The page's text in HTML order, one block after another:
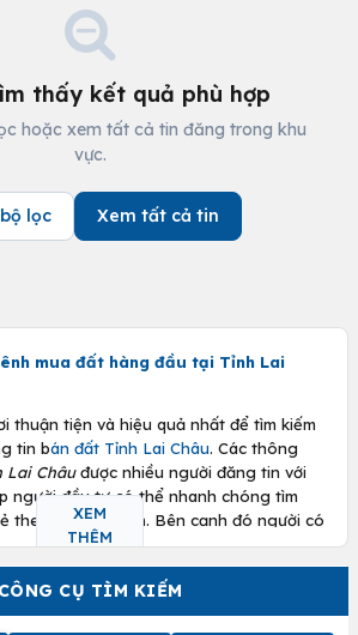
CÔNG CỤ TÌM KIẾM
thấy kết quả phù hợp
hoặc xem tất cả tin đăng trong khu
vực.
lọc Xem tất cả tin
mua đất hàng đầu tại Tỉnh Lai
thuận tiện và hiệu quả nhất để tìm kiếm
tin bán đất Tỉnh Lai Châu. Các thông
Lai Châuđược nhiều người đăng tin với
người đầu tư có thể nhanh chóng tìm
theo mong muốn. Bên cạnh đó người có
thểbán đất Tỉnh Lai Châucủa mình
XEM
THÊM